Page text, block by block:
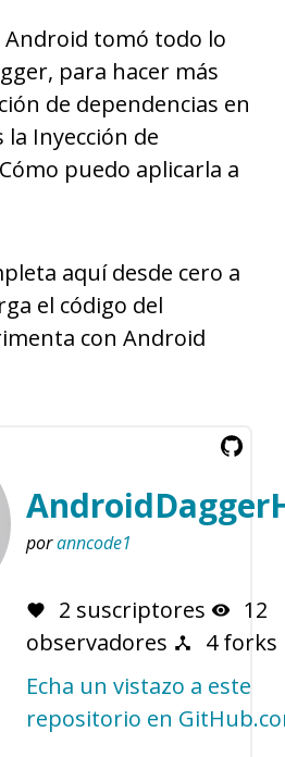
Android tomó todo lo
para hacer más
de dependencias en
la Inyección de
puedo aplicarla a
aquí desde cero a
el código del
con Android
poranncode1
abre
en
nueva
ventana)
2 suscriptores
12
observadores
4 forks
Echa un vistazo a este
repositorio en